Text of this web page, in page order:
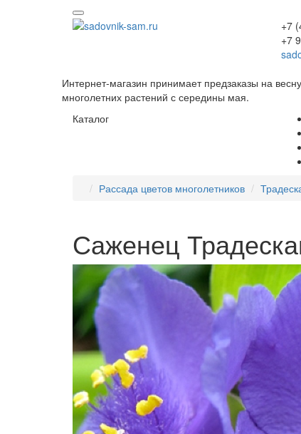
+7
+7
Интернет-магазин принимает предзаказы на
многолетних растений с середины мая.
Каталог
Рассада цветов многолетников
Саженец